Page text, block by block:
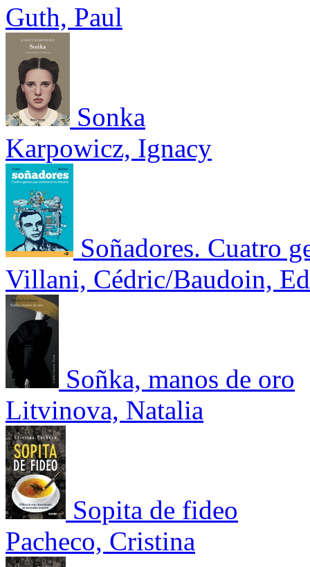
Guth, Paul
Sonka
Karpowicz, Ignacy
Soñadores. Cuatro
Villani, Cédric/Baudoin,
Soñka, manos de oro
Litvinova, Natalia
Sopita de fideo
Pacheco, Cristina